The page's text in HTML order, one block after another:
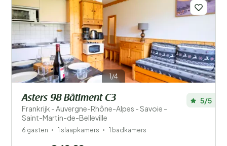
1/4
Asters 98 Bâtiment C3
Frankrijk - Auvergne-Rhône-Alpes - Savoie -
Saint-Martin-de-Belleville
5/5
6 gasten 1 slaapkamers 1 badkamers